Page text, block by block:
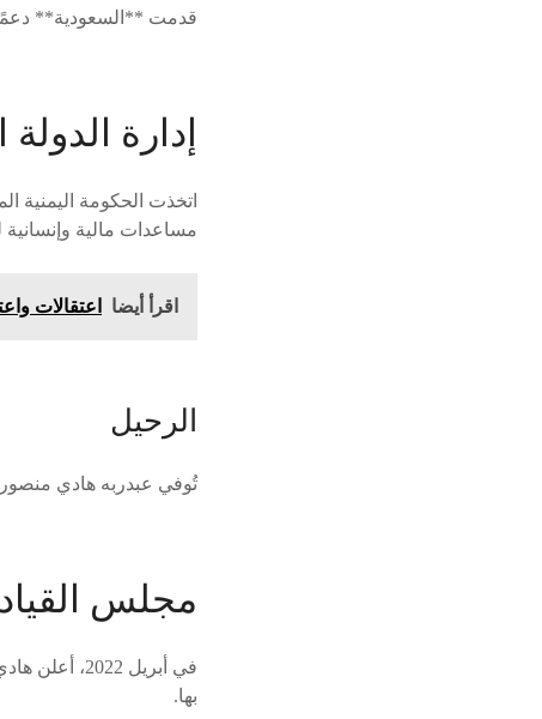
قدمت **السعودية**
إدارة الدولة
اتخذت الحكومة اليمنية
مساعدات مالية
اقرأ أيضا اعتقالات
الرحيل
تُوفي عبدربه هادي منصور في 28 مايو 2026 ، ونعته الرئاسة اليمنية بالثناء على قيادته الحكيمة، مع
مجلس
في أبريل
بها.